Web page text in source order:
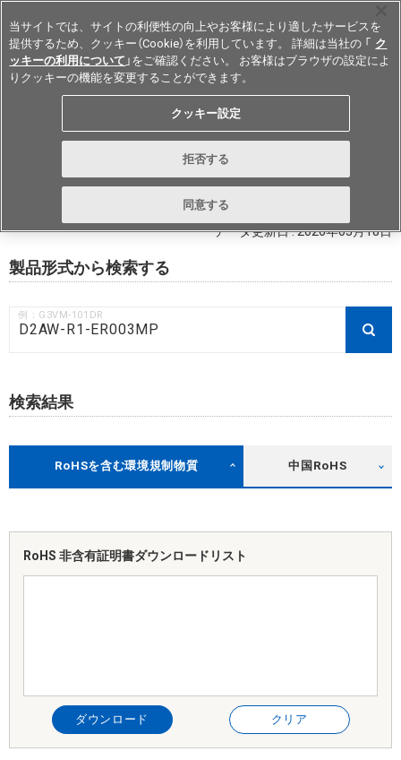
Japan
RoHS対応状況 / 非含有証明書ダウ
ンロード
データ更新日 : 2026年03月18日
製品形式から検索する
例：G3VM-101DR
検索結果
RoHSを含む環境規制物質 中国RoHS
RoHS 非含有証明書ダウンロードリスト
ダウンロード クリア
当サイトでは、サイトの利便性の向上やお客様により適したサービスを
提供するため、クッキー（Cookie）を利用しています。 詳細は当社の 「 ク
ッキーの利用について 」をご確認ください。 お客様はブラウザの設定によ
りクッキーの機能を変更することができます。
クッキー設定
拒否する
同意する